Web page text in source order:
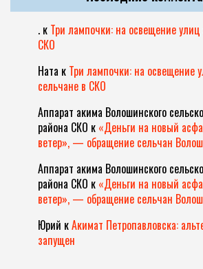
. к Три лампочки: на освещение
СКО
Ната к Три лампочки: на освещение
сельчане в СКО
Аппарат акима Волошинского
района СКО к «Деньги на новый
ветер», — обращение сельчан
Аппарат акима Волошинского
района СКО к «Деньги на новый
ветер», — обращение сельчан
Юрий кАкимат Петропавловска:
запущен